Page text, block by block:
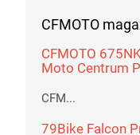
CFMOTO
CFMOTO
Moto Centrum
CFM...
79Bike Falcon